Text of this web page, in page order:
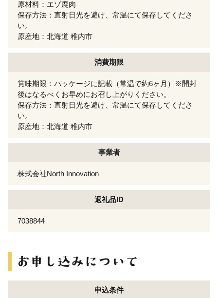
原材料：エゾ鹿肉
保存方法：直射日光を避け、常温にて保存してくださ
い。
原産地：北海道 稚内市
消費期限
賞味期限：パッケージに記載（常温で約6ヶ月）※開封
後はなるべくお早めにお召し上がりください。
保存方法：直射日光を避け、常温にて保存してくださ
い。
原産地：北海道 稚内市
事業者
株式会社North Innovation
返礼品ID
7038844
申込条件